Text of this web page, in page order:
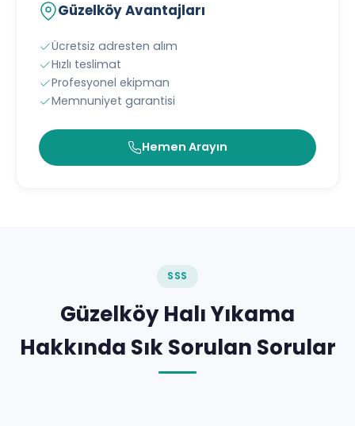
Güzelköy Avantajları
Ücretsiz adresten alım
Hızlı teslimat
Profesyonel ekipman
Memnuniyet garantisi
Hemen Arayın
SSS
Güzelköy Halı Yıkama
Hakkında Sık Sorulan Sorular